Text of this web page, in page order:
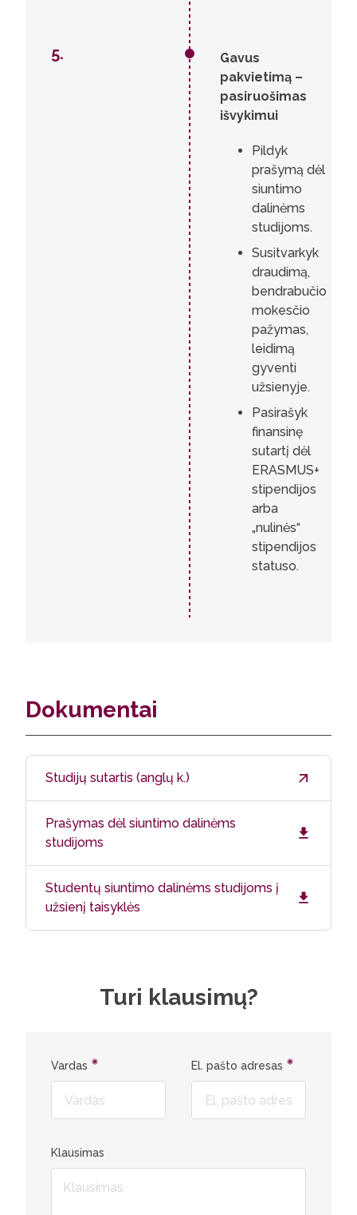
5.
Gavus
pakvietimą –
pasiruošimas
išvykimui
Pildyk
prašymą dėl
siuntimo
dalinėms
studijoms.
Susitvarkyk
draudimą,
bendrabučio
mokesčio
pažymas,
leidimą
gyventi
užsienyje.
Pasirašyk
finansinę
sutartį dėl
ERASMUS+
stipendijos
arba
„nulinės“
stipendijos
statuso.
Dokumentai
Studijų sutartis (anglų k.)
Prašymas dėl siuntimo dalinėms
studijoms
Studentų siuntimo dalinėms studijoms į
užsienį taisyklės
Turi klausimų?
Vardas El. pašto adresas
Klausimas